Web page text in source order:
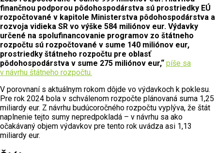
finančnou podporou pôdohospodárstva sú prostriedky EÚ
rozpočtované v kapitole Ministerstva pôdohospodárstva a
rozvoja vidieka SR vo výške 584 miliónov eur. Výdavky
určené na spolufinancovanie programov zo štátneho
rozpočtu sú rozpočtované v sume 140 miliónov eur,
prostriedky štátneho rozpočtu pre oblasť
pôdohospodárstva v sume 275 miliónov eur,“ píše sa
v návrhu štátneho rozpočtu.
V porovnaní s aktuálnym rokom dôjde vo výdavkoch k poklesu.
Pre rok 2024 bola v schválenom rozpočte plánovaná suma 1,25
miliardy eur. Z návrhu budúcoročného rozpočtu vyplýva, že štát
naplnenie tejto sumy nepredpokladá – v návrhu sa ako
očakávaný objem výdavkov pre tento rok uvádza asi 1,13
miliardy eur.